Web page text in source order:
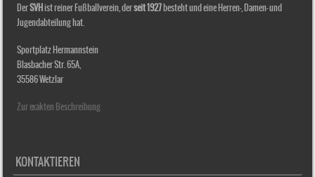
DerSVHist reiner Fußballverein, derseit 1927besteht und eine Herren-, Damen- und
Jugendabteilung hat.
Sportplatz Hermannstein
Blasbacher Str. 65A,
35586 Wetzlar
Zur exakten Beschreibung
KONTAKTIEREN